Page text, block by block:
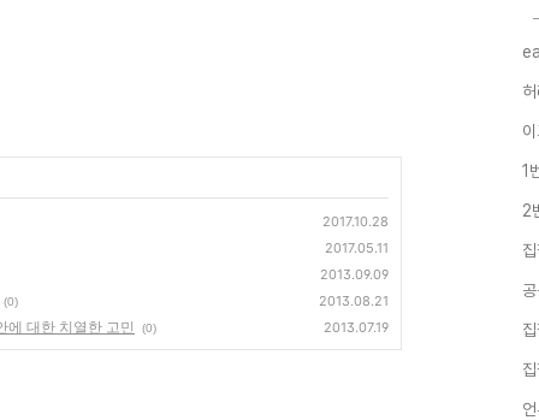
2017.10.28
2017.05.11
2013.09.09
(0) 2013.08.21
에 대한 치열한 고민 (0) 2013.07.19
1
2